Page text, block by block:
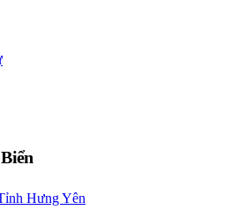
Hưng Yên